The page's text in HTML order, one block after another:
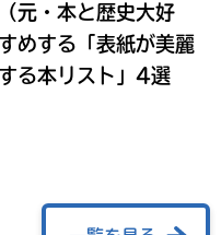
元・本と歴史大好
めする 「表紙が美麗
る本リスト」4選
に
エ
ー